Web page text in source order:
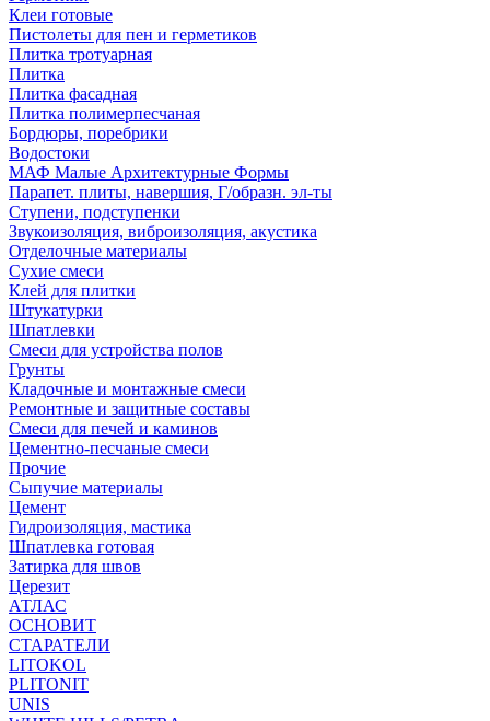
Клеи готовые
Пистолеты для пен и герметиков
Плитка тротуарная
Плитка
Плитка фасадная
Плитка полимерпесчаная
Бордюры, поребрики
Водостоки
МАФ Малые Архитектурные Формы
Парапет. плиты, навершия, Г/образн. эл-ты
Ступени, подступенки
Звукоизоляция, виброизоляция, акустика
Отделочные материалы
Сухие смеси
Клей для плитки
Штукатурки
Шпатлевки
Смеси для устройства полов
Грунты
Кладочные и монтажные смеси
Ремонтные и защитные составы
Смеси для печей и каминов
Цементно-песчаные смеси
Прочие
Сыпучие материалы
Цемент
Гидроизоляция, мастика
Шпатлевка готовая
Затирка для швов
Церезит
АТЛАС
ОСНОВИТ
СТАРАТЕЛИ
LITOKOL
PLITONIT
UNIS